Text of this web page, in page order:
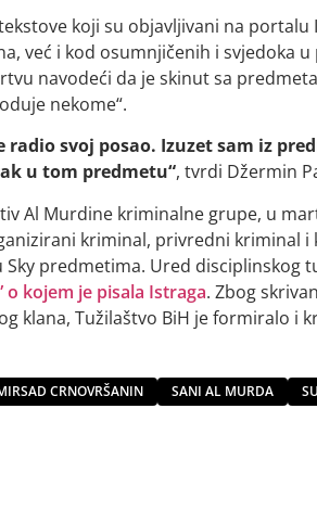
koji su objavljivani na portalu
već i kod osumnjičenih i svjedoka u
navodeći da je skinut sa
nekome“.
radio svoj posao. Izuzet sam iz
u tom predmetu“, tvrdi Džermin
Al Murdine kriminalne grupe, u
kriminal, privredni kriminal i
predmetima. Ured disciplinskog
o kojem je pisala Istraga. Zbog
klana, Tužilaštvo BiH je formiralo i
CRNOVRŠANIN SANI AL MURDA